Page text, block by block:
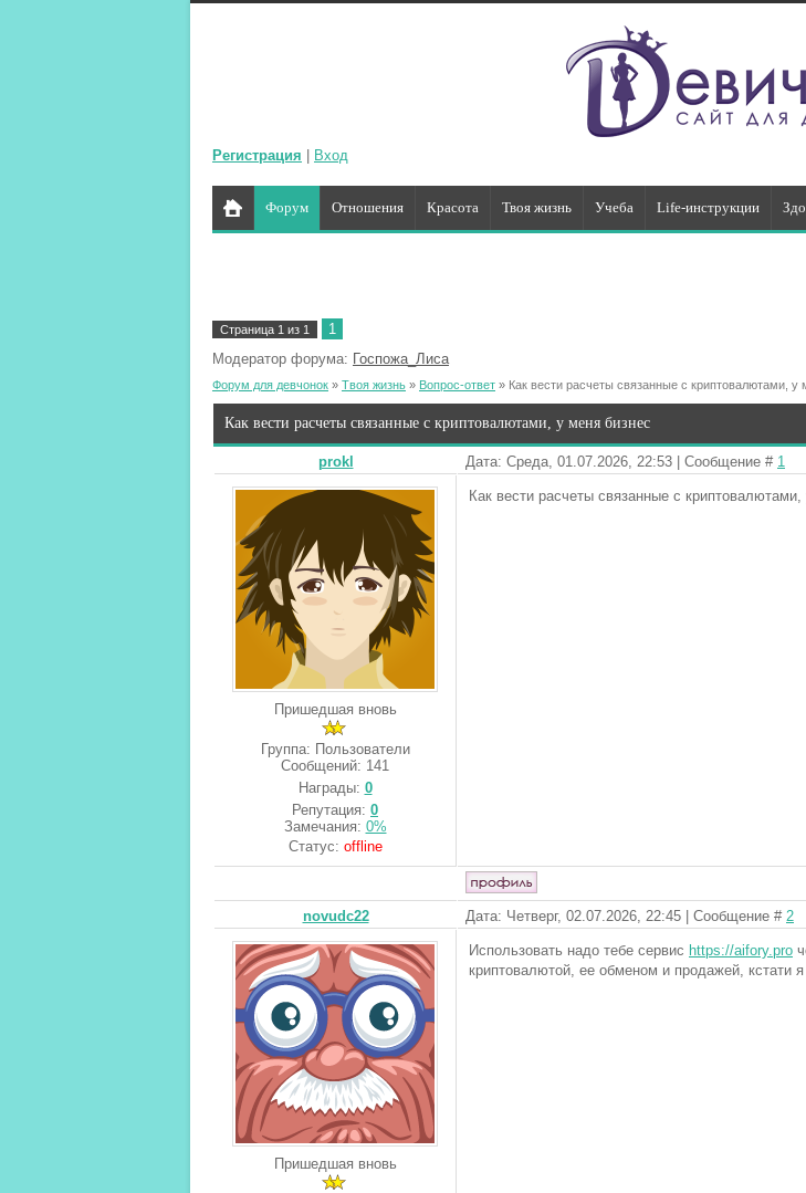
Регистрация Вход
Форум Отношения Красота Твоя жизнь Учеба Life-инструкции
Страница 1 из 1
1
Модератор форума: Госпожа_Лиса
Форум для девчонок » Твоя жизнь » Вопрос-ответ » Как вести расчеты связанные с криптовалютами, у
Как вести расчеты связанные с криптовалютами, у меня бизнес
prokl Дата: Среда, 01.07.2026, 22:53 | Сообщение # 1
Пришедшая вновь
Группа: Пользователи
Сообщений: 141
Награды: 0
Репутация: 0
Замечания: 0%
Статус: offline
Как вести расчеты связанные с
novudc22 Дата: Четверг, 02.07.2026, 22:45 | Сообщение # 2
Пришедшая вновь
Использовать надо тебе сервис https://aifory.pro
криптовалютой, ее обменом и продажей, кстати